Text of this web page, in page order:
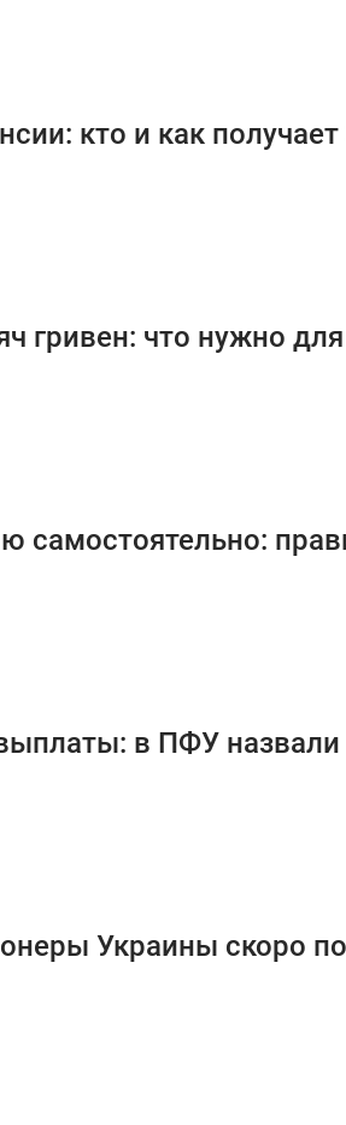
кто и как получает
гривен: что нужно для
самостоятельно:
в ПФУ назвали
Украины скоро